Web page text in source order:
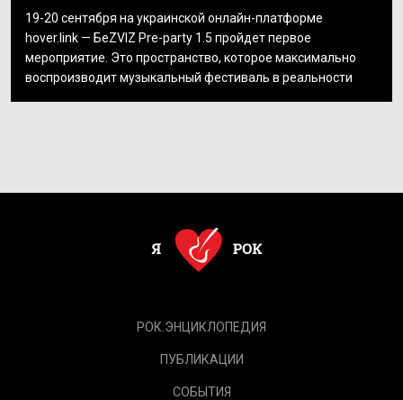
19-20 сентября на украинской онлайн-платформе
hover.link — БеZVIZ Pre-party 1.5 пройдет первое
мероприятие. Это пространство, которое максимально
воспроизводит музыкальный фестиваль в реальности
РОК.ЭНЦИКЛОПЕДИЯ
ПУБЛИКАЦИИ
СОБЫТИЯ